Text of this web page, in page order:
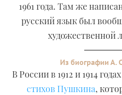
1961 года. Там же
русский язык был
художественной
Из биографии А.
В России в 1912 и 1914
стихов Пушкина,